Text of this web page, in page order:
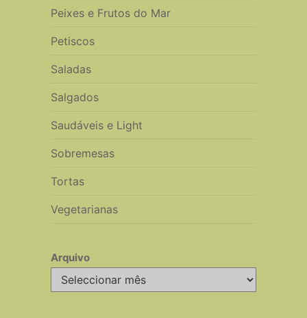
Peixes e Frutos do Mar
Petiscos
Saladas
Salgados
Saudáveis e Light
Sobremesas
Tortas
Vegetarianas
Arquivo
Arquivo